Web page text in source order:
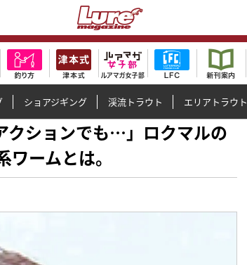
ショアジギング 渓流トラウト エリアトラウト
ションでも…」ロクマルの
ームとは。